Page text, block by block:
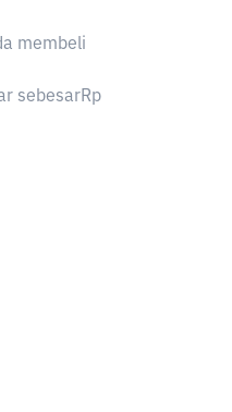
membeli
sebesarRp